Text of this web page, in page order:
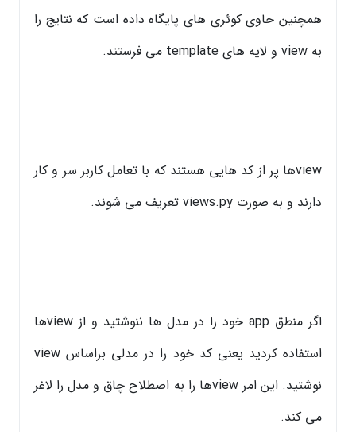
همچنین حاوی کوئری های پایگاه داده است که نتایج را
به view و لایه های template می فرستند.
viewها پر از کد هایی هستند که با تعامل کاربر سر و کار
دارند و به صورت views.py تعریف می شوند.
اگر منطق app خود را در مدل ها ننوشتید و از viewها
استفاده کردید یعنی کد خود را در مدلی براساس view
نوشتید. این امر viewها را به اصطلاح چاق و مدل را لاغر
می کند.